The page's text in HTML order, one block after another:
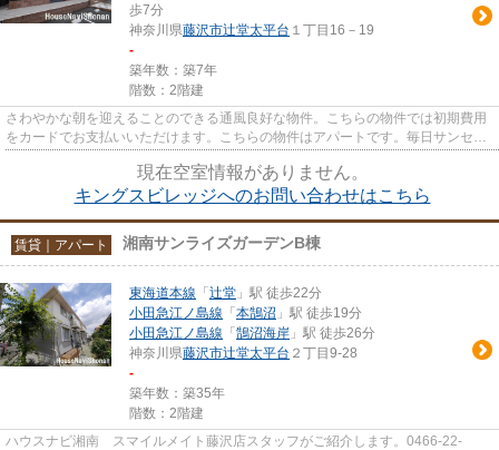
歩7分
神奈川県藤沢市辻堂太平台 １丁目16－19
-
築年数：築7年
階数：2階建
さわやかな朝を迎えることのできる通風良好な物件。こちらの物件では初期費用
をカードでお支払いいただけます。こちらの物件はアパートです。毎日サンセッ
現在空室情報がありません。
キングスビレッジへのお問い合わせはこちら
賃貸｜アパート 湘南サンライズガーデンB棟
東海道本線 「 辻堂 」駅 徒歩22分
小田急江ノ島線 「 本鵠沼 」駅 徒歩19分
小田急江ノ島線 「 鵠沼海岸 」駅 徒歩26分
神奈川県藤沢市辻堂太平台 ２丁目9-28
-
築年数：築35年
階数：2階建
ハウスナビ湘南 スマイルメイト藤沢店スタッフがご紹介します。0466-22-